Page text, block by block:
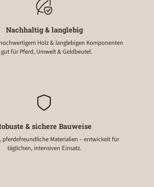
Nachhaltig & langlebig
Holz & langlebigen Komponenten
für Pferd, Umwelt & Geldbeutel.
& sichere Bauweise
pferdefreundliche Materialien – entwickelt für
täglichen, intensiven Einsatz.